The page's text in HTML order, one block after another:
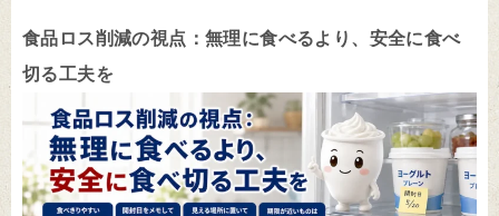
食品ロス削減の視点：無理に食べるより、安全に食べ
切る工夫を